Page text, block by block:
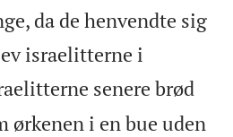
da de henvendte sig
israelitterne i
senere brød
ørkenen i en bue uden